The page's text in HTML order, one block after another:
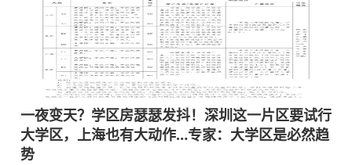
一夜变天？学区房瑟瑟发抖！深圳这一片区要试行
大学区，上海也有大动作…专家：大学区是必然趋
势